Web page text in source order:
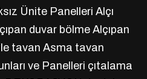
Ünite Panelleri Alçı
duvar bölme Alçıpan
tavan Asma tavan
ve Panelleri çıtalama